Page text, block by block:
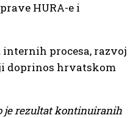
HURA-e i
procesa, razvoj
doprinos hrvatskom
je rezultat kontinuiranih